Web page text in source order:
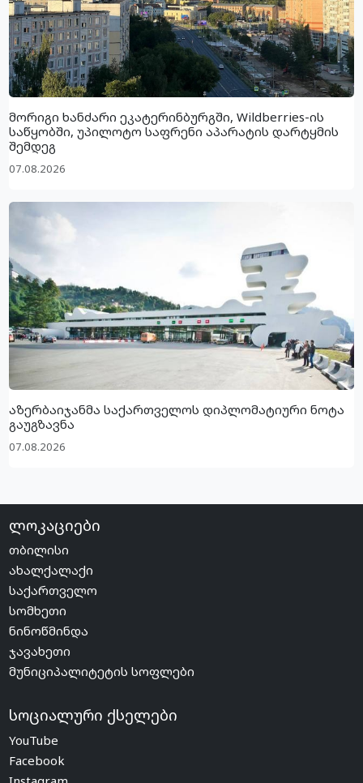
მორიგი ხანძარი ეკატერინბურგში, Wildberries-ის
საწყობში, უპილოტო საფრენი აპარატის დარტყმის
შემდეგ
07.08.2026
აზერბაიჯანმა საქართველოს დიპლომატიური ნოტა
გაუგზავნა
07.08.2026
ლოკაციები
თბილისი
ახალქალაქი
საქართველო
სომხეთი
ნინოწმინდა
ჯავახეთი
მუნიციპალიტეტის სოფლები
სოციალური ქსელები
YouTube
Facebook